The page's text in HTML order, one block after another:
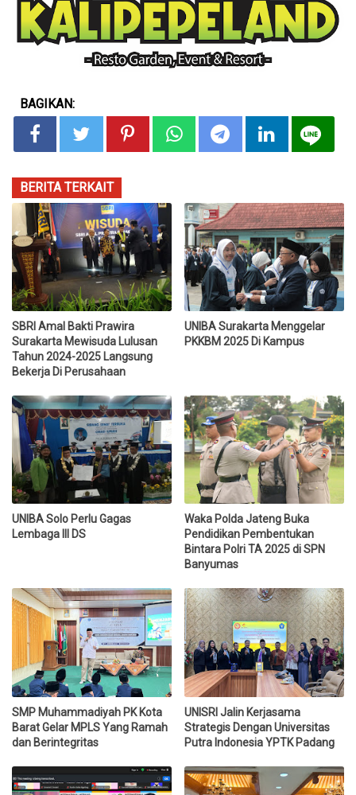
BAGIKAN:
BERITA TERKAIT
SBRI Amal Bakti Prawira
Surakarta Mewisuda Lulusan
Tahun 2024-2025 Langsung
Bekerja Di Perusahaan
UNIBA Surakarta Menggelar
PKKBM 2025 Di Kampus
UNIBA Solo Perlu Gagas
Lembaga III DS
Waka Polda Jateng Buka
Pendidikan Pembentukan
Bintara Polri TA 2025 di SPN
Banyumas
SMP Muhammadiyah PK Kota
Barat Gelar MPLS Yang Ramah
dan Berintegritas
UNISRI Jalin Kerjasama
Strategis Dengan Universitas
Putra Indonesia YPTK Padang